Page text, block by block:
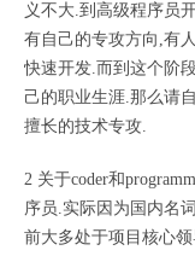
义不大.到高级程序员
有自己的专攻方向,有
快速开发.而到这个阶
己的职业生涯.那么请
擅长的技术专攻.
2 关于coder和
序员.实际因为国内名
前大多处于项目核心